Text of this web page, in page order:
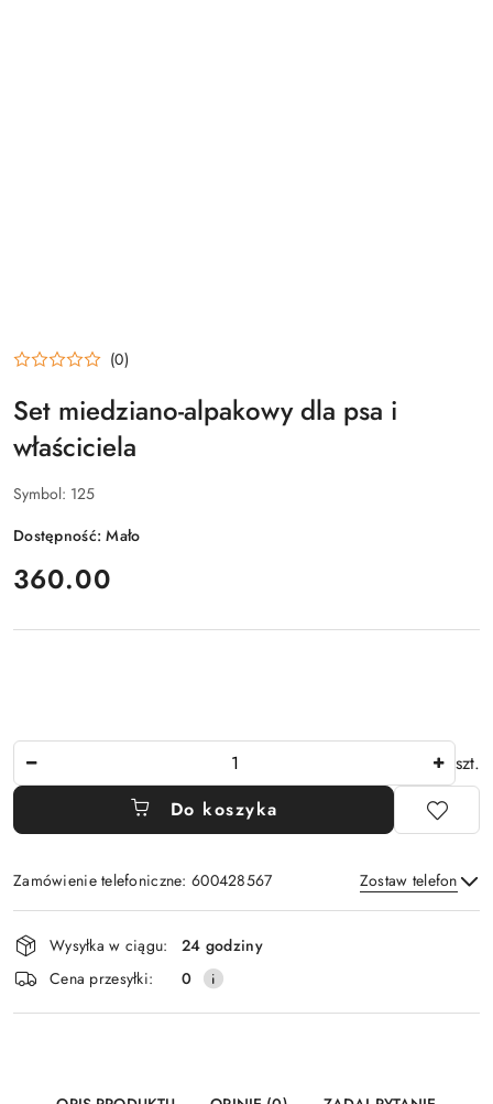
(0)
Set miedziano-alpakowy dla psa i
właściciela
Symbol: 125
Dostępność:Mało
cena:
360.00
szt.
Do koszyka
Zamówienie telefoniczne: 600428567 Zostaw telefon
Wyślij
Dostępność
i
dostawa
Wysyłka w ciągu:
24 godziny
Cena przesyłki:
0